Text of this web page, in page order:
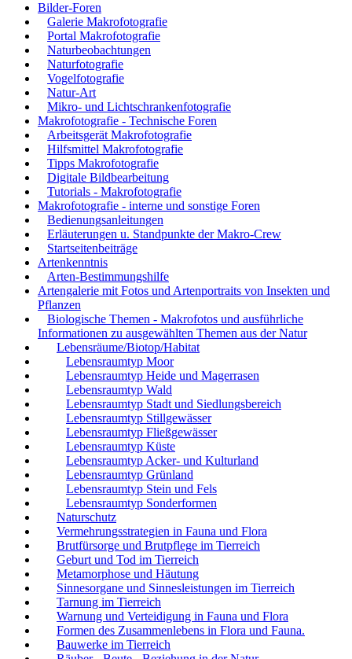
Bilder-Foren
Galerie Makrofotografie
Portal Makrofotografie
Naturbeobachtungen
Naturfotografie
Vogelfotografie
Natur-Art
Mikro- und Lichtschrankenfotografie
Makrofotografie - Technische Foren
Arbeitsgerät Makrofotografie
Hilfsmittel Makrofotografie
Tipps Makrofotografie
Digitale Bildbearbeitung
Tutorials - Makrofotografie
Makrofotografie - interne und sonstige Foren
Bedienungsanleitungen
Erläuterungen u. Standpunkte der Makro-Crew
Startseitenbeiträge
Artenkenntnis
Arten-Bestimmungshilfe
Artengalerie mit Fotos und Artenportraits von Insekten und
Pflanzen
Biologische Themen - Makrofotos und ausführliche
Informationen zu ausgewählten Themen aus der Natur
Lebensräume/Biotop/Habitat
Lebensraumtyp Moor
Lebensraumtyp Heide und Magerrasen
Lebensraumtyp Wald
Lebensraumtyp Stadt und Siedlungsbereich
Lebensraumtyp Stillgewässer
Lebensraumtyp Fließgewässer
Lebensraumtyp Küste
Lebensraumtyp Acker- und Kulturland
Lebensraumtyp Grünland
Lebensraumtyp Stein und Fels
Lebensraumtyp Sonderformen
Naturschutz
Vermehrungsstrategien in Fauna und Flora
Brutfürsorge und Brutpflege im Tierreich
Geburt und Tod im Tierreich
Metamorphose und Häutung
Sinnesorgane und Sinnesleistungen im Tierreich
Tarnung im Tierreich
Warnung und Verteidigung in Fauna und Flora
Formen des Zusammenlebens in Flora und Fauna.
Bauwerke im Tierreich